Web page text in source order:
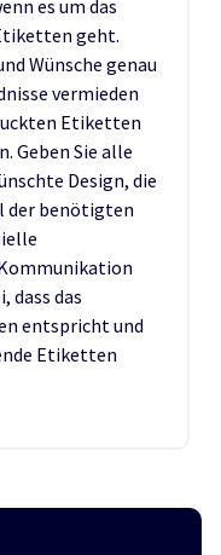
es um das
geht.
Wünsche genau
vermieden
Etiketten
Geben Sie alle
Design, die
der benötigten
dass das
entspricht und
Etiketten